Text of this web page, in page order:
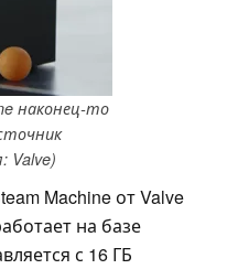
наконец-то
Valve)
Machine от Valve
на базе
с 16 ГБ